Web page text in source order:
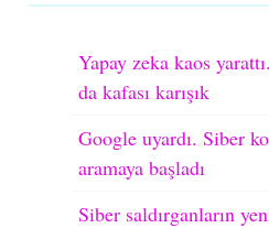
Yapay zeka kaos
da kafası karışık
Google uyardı. Siber
aramaya başladı
Siber saldırganların